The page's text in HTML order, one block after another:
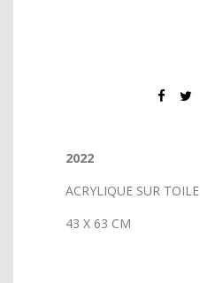
2022
ACRYLIQUE SUR TOILE
43 X 63 CM